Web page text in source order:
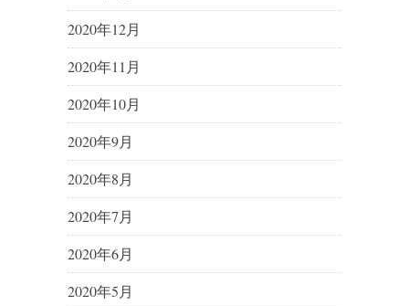
2020年12月
2020年11月
2020年10月
2020年9月
2020年8月
2020年7月
2020年6月
2020年5月